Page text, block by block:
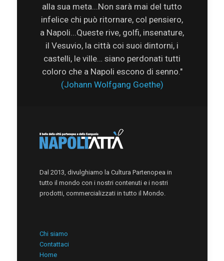
alla sua meta...Non sarà mai del tutto
infelice chi può ritornare, col pensiero,
a Napoli...Queste rive, golfi, insenature,
il Vesuvio, la città coi suoi dintorni, i
castelli, le ville… siano perdonati tutti
coloro che a Napoli escono di senno."
(Johann Wolfgang Goethe)
Dal 2013, divulghiamo la Cultura Partenopea in
tutto il mondo con i nostri contenuti e i nostri
prodotti, commercializzati in tutto il Mondo.
Chi siamo
Contattaci
Home